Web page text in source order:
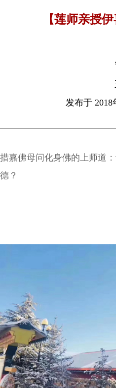
【莲师亲授
发布于 2018
措嘉佛母问化身佛的上师道
德？